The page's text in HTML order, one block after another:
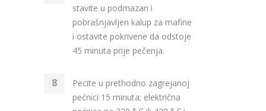
stavite u podmazan i
pobrašnjavljen kalup za mafine
i ostavite pokrivene da odstoje
45 minuta prije pečenja.
Pecite u prethodno zagrejanoj
pećnici 15 minuta; električna